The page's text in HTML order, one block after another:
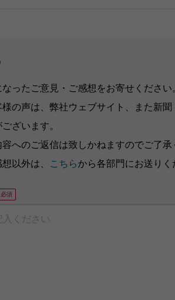
ったご意見・ご感想をお寄せください
の声は、弊社ウェブサイト、また新
ざいます。
へのご返信は致しかねますのでご了承
以外は、
こちらから各部門にお送りく